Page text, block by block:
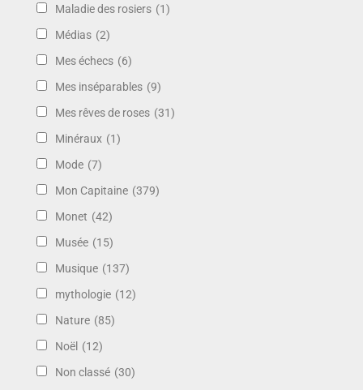
Maladie des rosiers (1)
Médias (2)
Mes échecs (6)
Mes inséparables (9)
Mes rêves de roses (31)
Minéraux (1)
Mode (7)
Mon Capitaine (379)
Monet (42)
Musée (15)
Musique (137)
mythologie (12)
Nature (85)
Noël (12)
Non classé (30)